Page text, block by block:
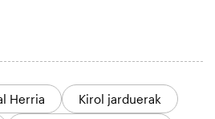
Herria
Kirol jarduerak